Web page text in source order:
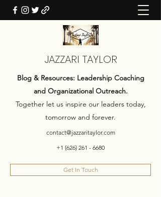
JAZZARI TAYLOR
Blog & Resources: Leadership Coaching
and Organizational Outreach.
Together let us inspire our leaders today,
tomorrow and forever.
contact@jazzaritaylor.com
+1 (626) 261 - 6680
Get In Touch